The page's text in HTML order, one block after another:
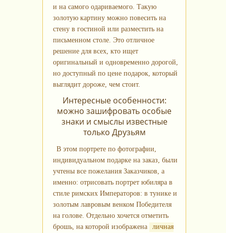
и на самого одариваемого. Такую
золотую картину можно повесить на
стену в гостиной или разместить на
письменном столе. Это отличное
решение для всех, кто ищет
оригинальный и одновременно дорогой,
но доступный по цене подарок, который
выглядит дороже, чем стоит.
Интересные особенности:
можно зашифровать особые
знаки и смыслы известные
только Друзьям
В этом портрете по фотографии,
индивидуальном подарке на заказ, были
учтены все пожелания Заказчиков, а
именно: отрисовать портрет юбиляра в
стиле римских Императоров: в тунике и
золотым лавровым венком Победителя
на голове. Отдельно хочется отметить
брошь, на которой изображена
личная